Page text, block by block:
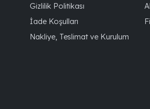
Gizlilik Politikası
İade Koşulları
Nakliye, Teslimat ve Kurulum